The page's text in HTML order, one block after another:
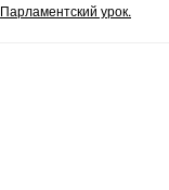
Парламентский урок.